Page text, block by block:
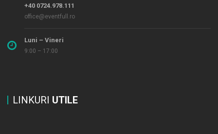
+40 0724.978.111
office@eventfull.ro
Luni – Vineri
9:00 – 17:00
LINKURI UTILE